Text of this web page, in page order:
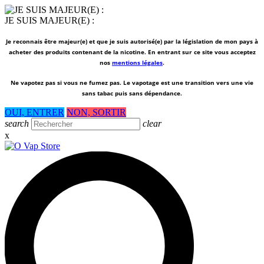
JE SUIS MAJEUR(E) :
Je reconnais être majeur(e) et que je suis autorisé(e) par la législation de mon pays à
acheter des produits contenant de la nicotine. En entrant sur ce site vous acceptez
nos mentions légales.
Ne vapotez pas si vous ne fumez pas. Le vapotage est une transition vers une vie
sans tabac puis sans dépendance.
OUI, ENTRER NON, SORTIR
search
clear
x